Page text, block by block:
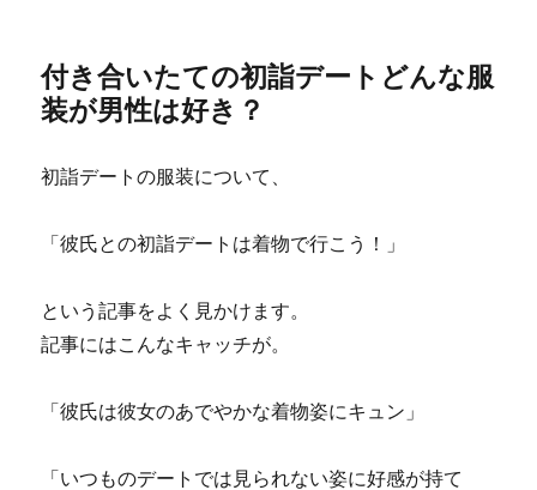
付き合いたての初詣デートどんな服
装が男性は好き？
初詣デートの服装について、
「彼氏との初詣デートは着物で行こう！」
という記事をよく見かけます。
記事にはこんなキャッチが。
「彼氏は彼女のあでやかな着物姿にキュン」
「いつものデートでは見られない姿に好感が持て